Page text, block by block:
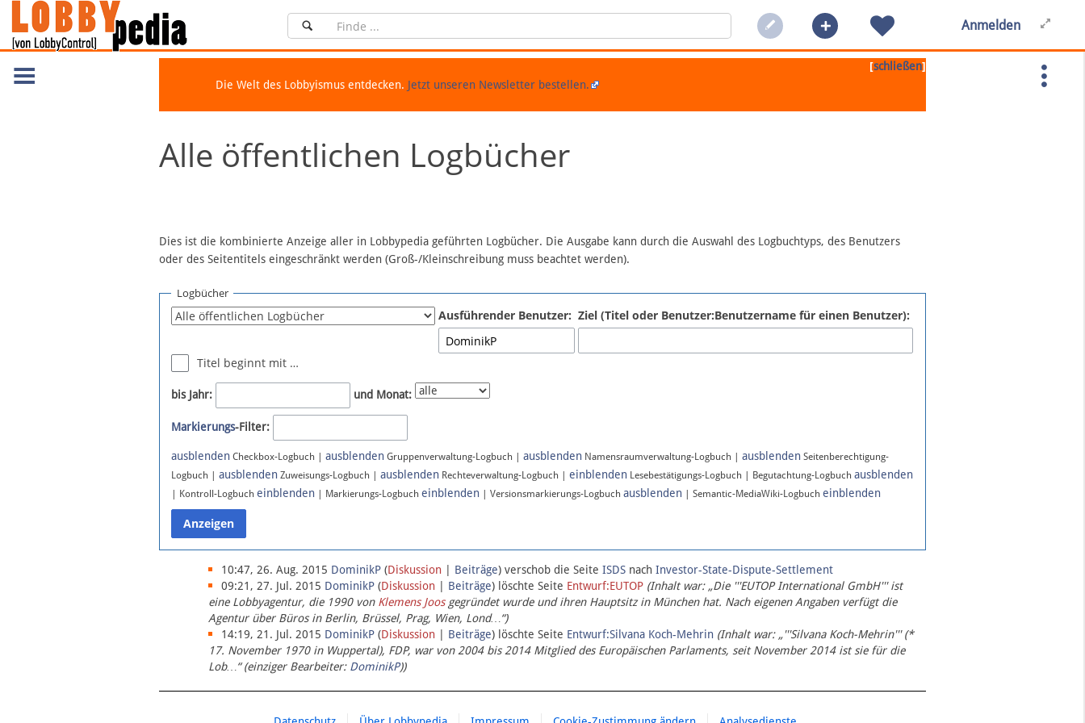
Anmelden
[schließen]
Die Welt des Lobbyismus entdecken. Jetzt unseren Newsletter bestellen.
Alle öffentlichen Logbücher
Dies ist die kombinierte Anzeige aller in Lobbypedia geführten Logbücher. Die Ausgabe kann durch die Auswahl des Logbuchtyps, des Benutzers
oder des Seitentitels eingeschränkt werden (Groß-/Kleinschreibung muss beachtet werden).
Logbücher
Ausführender Benutzer: Ziel (Titel oder Benutzer:Benutzername für einen Benutzer):
Titel beginnt mit …
bis Jahr: und Monat:
Markierungs-Filter:
ausblenden Checkbox-Logbuch | ausblenden Gruppenverwaltung-Logbuch | ausblenden Namensraumverwaltung-Logbuch | ausblenden Seitenberechtigung-
Logbuch | ausblenden Zuweisungs-Logbuch | ausblenden Rechteverwaltung-Logbuch | einblenden Lesebestätigungs-Logbuch | Begutachtung-Logbuch ausblenden
| Kontroll-Logbuch einblenden | Markierungs-Logbuch einblenden | Versionsmarkierungs-Logbuch ausblenden | Semantic-MediaWiki-Logbuch einblenden
10:47, 26. Aug. 2015 DominikP (Diskussion | Beiträge) verschob die Seite ISDS nach Investor-State-Dispute-Settlement
09:21, 27. Jul. 2015 DominikP (Diskussion | Beiträge) löschte Seite Entwurf:EUTOP (Inhalt war: „Die '''EUTOP International GmbH''' ist
eine Lobbyagentur, die 1990 von Klemens Joosgegründet wurde und ihren Hauptsitz in München hat. Nach eigenen Angaben verfügt die
Agentur über Büros in Berlin, Brüssel, Prag, Wien, Lond…“)
14:19, 21. Jul. 2015 DominikP (Diskussion | Beiträge) löschte Seite Entwurf:Silvana Koch-Mehrin (Inhalt war: „'''Silvana Koch-Mehrin''' (*
17. November 1970 in Wuppertal), FDP, war von 2004 bis 2014 Mitglied des Europäischen Parlaments, seit November 2014 ist sie für die
Lob…“ (einziger Bearbeiter: DominikP))